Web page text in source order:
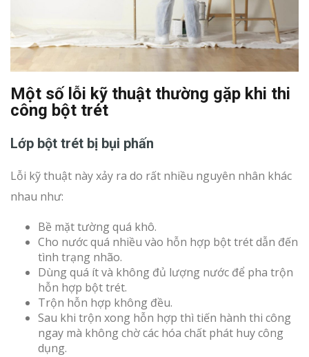
Một số lỗi kỹ thuật thường gặp khi thi
công bột trét
Lớp bột trét bị bụi phấn
Lỗi kỹ thuật này xảy ra do rất nhiều nguyên nhân khác
nhau như:
Bề mặt tường quá khô.
Cho nước quá nhiều vào hỗn hợp bột trét dẫn đến
tình trạng nhão.
Dùng quá ít và không đủ lượng nước để pha trộn
hỗn hợp bột trét.
Trộn hỗn hợp không đều.
Sau khi trộn xong hỗn hợp thì tiến hành thi công
ngay mà không chờ các hóa chất phát huy công
dụng.